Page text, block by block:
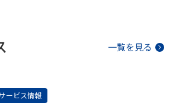
一覧を見る
ービス情報